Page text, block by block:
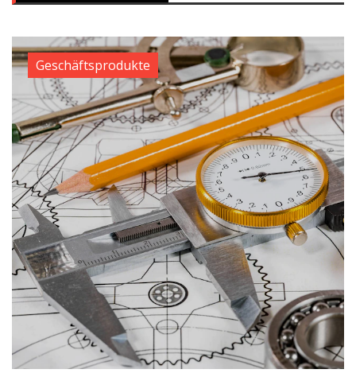
Geschäftsprodukte